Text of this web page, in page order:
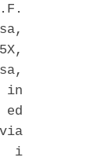
in
ed
i